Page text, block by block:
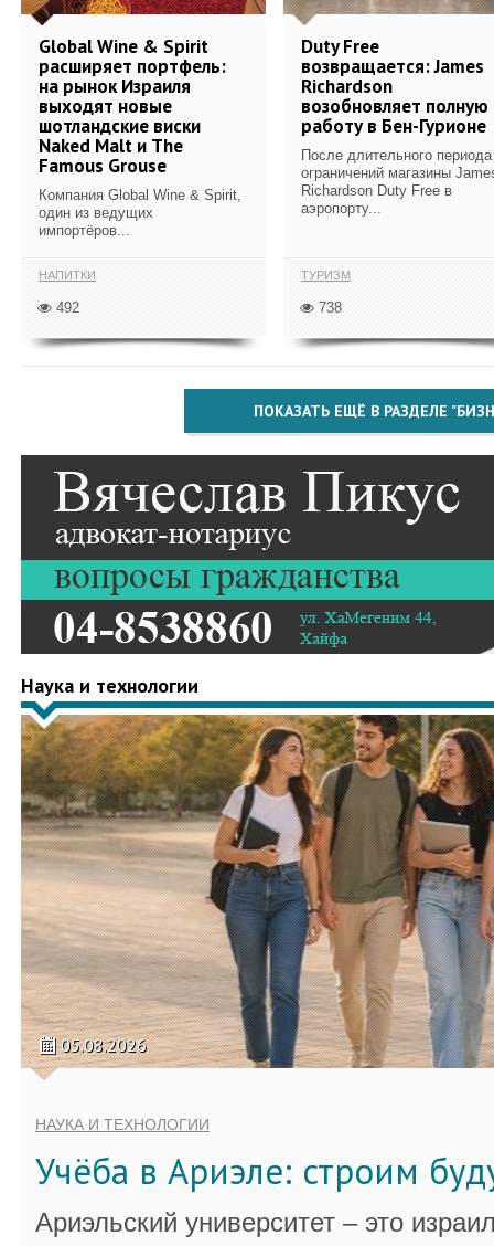
Global Wine & Spirit
расширяет портфель:
на рынок Израиля
выходят новые
шотландские виски
Naked Malt и The
Famous Grouse
Компания Global Wine & Spirit,
один из ведущих
импортёров...
НАПИТКИ
492
Duty Free
возвращается: James
Richardson
возобновляет полную
работу в Бен-Гурионе
После длительного периода
ограничений магазины
Richardson Duty Free в
аэропорту...
ТУРИЗМ
738
ПОКАЗАТЬ ЕЩЁ В РАЗДЕЛЕ
Наука и технологии
05.08.2026
НАУКА И ТЕХНОЛОГИИ
Учёба в Ариэле: строим
Ариэльский университет – это